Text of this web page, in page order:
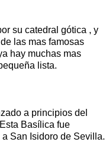
su catedral gótica , y
las mas famosas
hay muchas mas
lista.
a principios del
Basílica fue
San Isidoro de Sevilla.